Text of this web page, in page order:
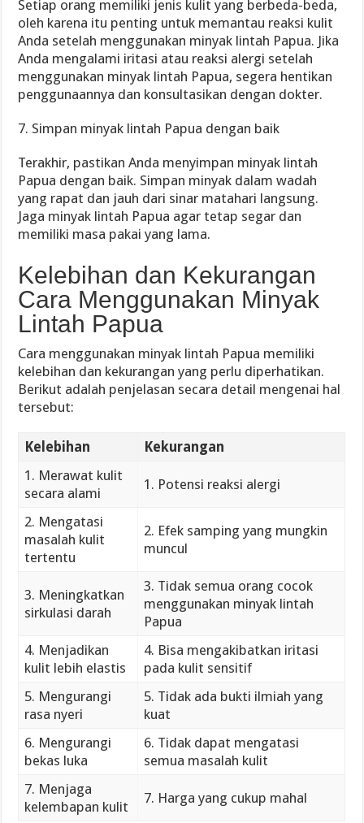
Setiap orang memiliki jenis kulit yang berbeda-beda,
oleh karena itu penting untuk memantau reaksi kulit
Anda setelah menggunakan minyak lintah Papua. Jika
Anda mengalami iritasi atau reaksi alergi setelah
menggunakan minyak lintah Papua, segera hentikan
penggunaannya dan konsultasikan dengan dokter.
7. Simpan minyak lintah Papua dengan baik
Terakhir, pastikan Anda menyimpan minyak lintah
Papua dengan baik. Simpan minyak dalam wadah
yang rapat dan jauh dari sinar matahari langsung.
Jaga minyak lintah Papua agar tetap segar dan
memiliki masa pakai yang lama.
Kelebihan dan Kekurangan
Cara Menggunakan Minyak
Lintah Papua
Cara menggunakan minyak lintah Papua memiliki
kelebihan dan kekurangan yang perlu diperhatikan.
Berikut adalah penjelasan secara detail mengenai hal
tersebut:
Kelebihan
Kekurangan
1. Merawat kulit
secara alami
1. Potensi reaksi alergi
2. Mengatasi
masalah kulit
tertentu
2. Efek samping yang mungkin
muncul
3. Meningkatkan
sirkulasi darah
3. Tidak semua orang cocok
menggunakan minyak lintah
Papua
4. Menjadikan
kulit lebih elastis
4. Bisa mengakibatkan iritasi
pada kulit sensitif
5. Mengurangi
rasa nyeri
5. Tidak ada bukti ilmiah yang
kuat
6. Mengurangi
bekas luka
6. Tidak dapat mengatasi
semua masalah kulit
7. Menjaga
kelembapan kulit
7. Harga yang cukup mahal